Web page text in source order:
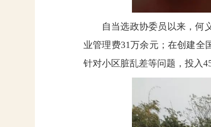
自当选政协委员以来，何
业管理费31万余元；在创建全
针对小区脏乱差等问题，投入